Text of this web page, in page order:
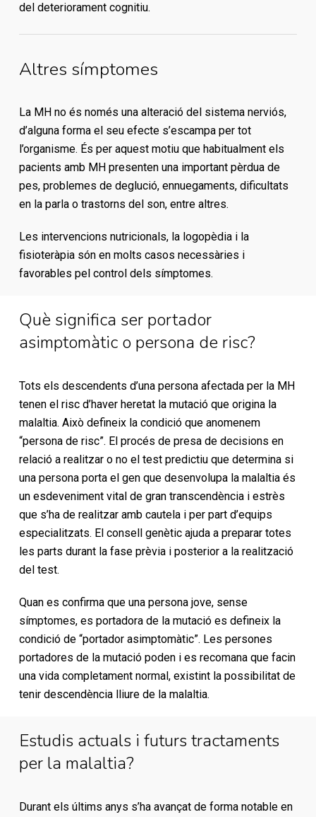
del deteriorament cognitiu.
Altres símptomes
La MH no és només una alteració del sistema nerviós,
d’alguna forma el seu efecte s’escampa per tot
l’organisme. És per aquest motiu que habitualment els
pacients amb MH presenten una important pèrdua de
pes, problemes de deglució, ennuegaments, dificultats
en la parla o trastorns del son, entre altres.
Les intervencions nutricionals, la logopèdia i la
fisioteràpia són en molts casos necessàries i
favorables pel control dels símptomes.
Què significa ser portador
asimptomàtic o persona de risc?
Tots els descendents d’una persona afectada per la MH
tenen el risc d’haver heretat la mutació que origina la
malaltia. Això defineix la condició que anomenem
“persona de risc”. El procés de presa de decisions en
relació a realitzar o no el test predictiu que determina si
una persona porta el gen que desenvolupa la malaltia és
un esdeveniment vital de gran transcendència i estrès
que s’ha de realitzar amb cautela i per part d’equips
especialitzats. El consell genètic ajuda a preparar totes
les parts durant la fase prèvia i posterior a la realització
del test.
Quan es confirma que una persona jove, sense
símptomes, es portadora de la mutació es defineix la
condició de “portador asimptomàtic”. Les persones
portadores de la mutació poden i es recomana que facin
una vida completament normal, existint la possibilitat de
tenir descendència lliure de la malaltia.
Estudis actuals i futurs tractaments
per la malaltia?
Durant els últims anys s’ha avançat de forma notable en